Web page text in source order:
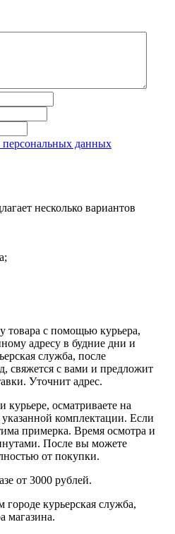
персональных данных
несколько вариантов
товара с помощью курьера,
адресу в будние дни и
служба, после
свяжется с вами и предложит
Уточнит адрес.
осматриваете на
указанной комплектации. Если
примерка. Время осмотра и
После вы можете
от покупки.
от 3000 рублей.
курьерская служба,
магазина.